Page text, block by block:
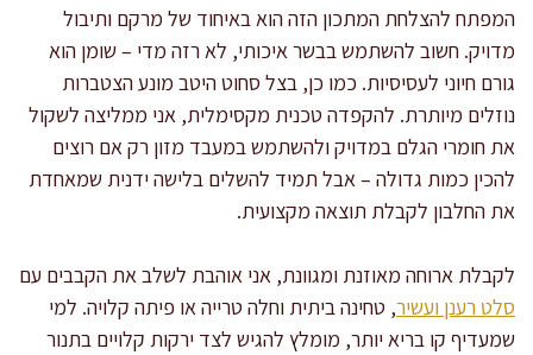
המפתח להצלחת המתכון הזה הוא באיחוד של מרקם ותיבול
מדויק. חשוב להשתמש בבשר איכותי, לא רזה מדי – שומן הוא
גורם חיוני לעסיסיות. כמו כן, בצל סחוט היטב מונע הצטברות
נוזלים מיותרת. להקפדה טכנית מקסימלית, אני ממליצה לשקול
את חומרי הגלם במדויק ולהשתמש במעבד מזון רק אם רוצים
להכין כמות גדולה – אבל תמיד להשלים בלישה ידנית שמאחדת
את החלבון לקבלת תוצאה מקצועית.
לקבלת ארוחה מאוזנת ומגוונת, אני אוהבת לשלב את הקבבים עם
סלט רענן ועשיר, טחינה ביתית וחלה טרייה או פיתה קלויה. למי
שמעדיף קו בריא יותר, מומלץ להגיש לצד ירקות קלויים בתנור